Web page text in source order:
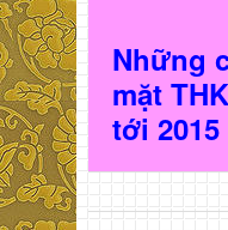
Những
mặt
tới 2015